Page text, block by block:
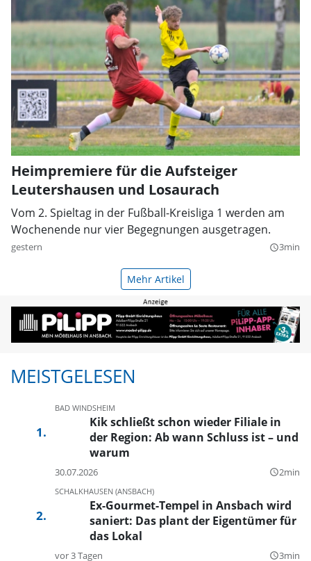
Heimpremiere für die Aufsteiger
Leutershausen und Losaurach
Vom 2. Spieltag in der Fußball-Kreisliga 1 werden am
Wochenende nur vier Begegnungen ausgetragen.
gestern query_builder3min
Mehr Artikel
MEISTGELESEN
BAD WINDSHEIM
Kik schließt schon wieder Filiale in
der Region: Ab wann Schluss ist – und
warum
30.07.2026 query_builder2min
SCHALKHAUSEN (ANSBACH)
Ex-Gourmet-Tempel in Ansbach wird
saniert: Das plant der Eigentümer für
das Lokal
vor 3 Tagen query_builder3min